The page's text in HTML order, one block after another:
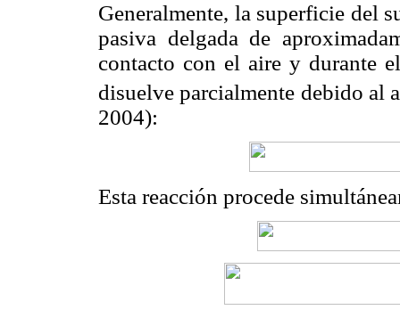
Generalmente, la superficie del
pasiva delgada de
contacto con el aire y durante
disuelve parcialmente debido al
2004):
Esta reacción procede